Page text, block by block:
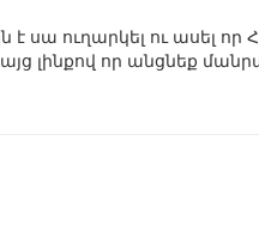
սա ուղարկել ու ասել
լինքով որ անցնեք